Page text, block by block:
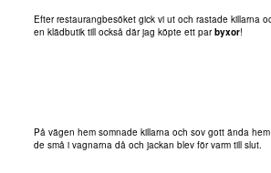
Efter restaurangbesöket gick vi ut och rastade killarna
en klädbutik till också där jag köpte ett parbyxor!
På vägen hem somnade killarna och sov gott ända
de små i vagnarna då och jackan blev för varm till slut.